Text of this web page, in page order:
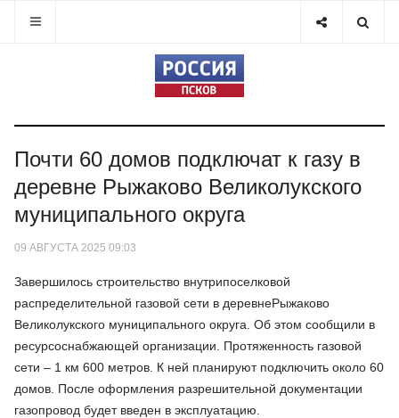
Почти 60 домов подключат к газу в
деревне Рыжаково Великолукского
муниципального округа
09 АВГУСТА 2025 09:03
Завершилось строительство внутрипоселковой
распределительной газовой сети в деревнеРыжаково
Великолукского муниципального округа. Об этом сообщили в
ресурсоснабжающей организации. Протяженность газовой
сети – 1 км 600 метров. К ней планируют подключить около 60
домов. После оформления разрешительной документации
газопровод будет введен в эксплуатацию.